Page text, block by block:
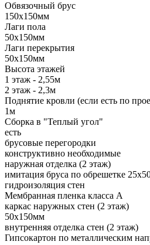
Обвязочный брус
150х150мм
Лаги пола
50х150мм
Лаги перекрытия
50х150мм
Высота этажей
1 этаж - 2,55м
2 этаж - 2,3м
Поднятие кровли (если есть по
1м
Сборка в "Теплый угол"
есть
брусовые перегородки
конструктивно необходимые
наружная отделка (2 этаж)
имитация бруса по обрешетке
гидроизоляция стен
Мембранная пленка класса А
каркас наружных стен (2 этаж)
50х150мм
внутренняя отделка стен (2 этаж)
Гипсокартон по металлическим